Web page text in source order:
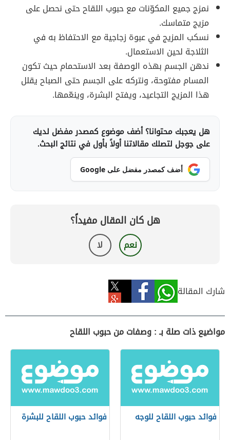
نمزج جميع المكوّنات مع حبوب اللقاح حتى نحصل على
مزيج متماسك.
نسكب المزيج في عبوة زجاجية مع الاحتفاظ به في
الثلاجة لحين الاستعمال.
ندهن الجسم بهذه الوصفة بعد الاستحمام حيث تكون
المسام مفتوحة، ونتركه على الجسم حتى الصباح يقلل
هذا المزيج التجاعيد، ويفتح البشرة، وينعّمها.
هل يعجبك محتوانا؟ أضف موضوع كمصدر مفضل لديك
على جوجل لتصلك مقالاتنا أولاً بأول في نتائج البحث.
أضف كمصدر مفضل على Google
هل كان المقال مفيداً؟
نعم لا
شارك المقالة
مواضيع ذات صلة بـ : وصفات من حبوب اللقاح
فوائد حبوب اللقاح للوجه فوائد حبوب اللقاح للبشرة